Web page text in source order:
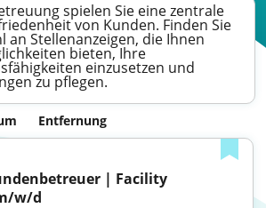
spielen Sie eine zentrale
von Kunden. Finden Sie
an Stellenanzeigen, die Ihnen
bieten, Ihre
einzusetzen und
zu pflegen.
Entfernung
| Facility
w/d